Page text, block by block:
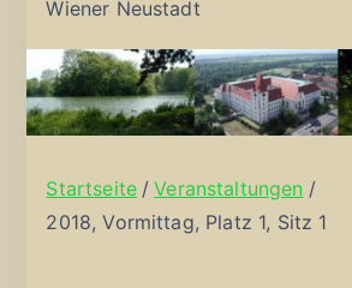
Wiener Neustadt
Startseite
Veranstaltungen
2018, Vormittag, Platz 1, Sitz 1